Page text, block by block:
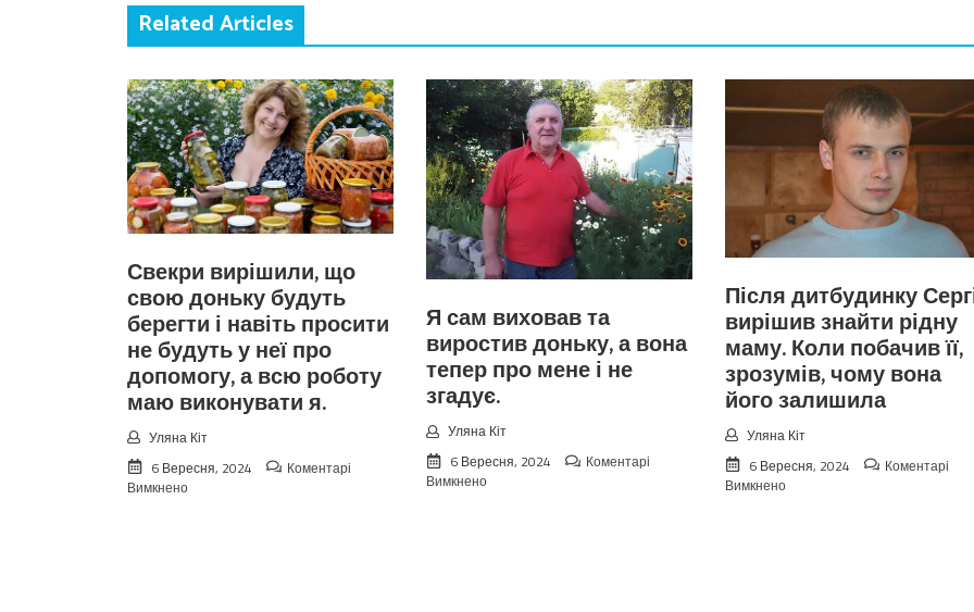
Related Articles
Свекри вирішили, що
свою доньку будуть
берегти і навіть просити
не будуть у неї про
допомогу, а всю роботу
маю виконувати я.
Уляна Кіт
6 Вересня, 2024
Коментарі
Вимкненодо
Я сам виховав та
виростив доньку, а вона
тепер про мене і не
згадує.
Уляна Кіт
6 Вересня, 2024
Коментарі
Вимкненодо
Після дитбудинку
вирішив знайти рідну
маму. Коли побачив її,
зрозумів, чому вона
його залишила
Уляна Кіт
6 Вересня, 2024
Коментарі
Вимкненодо